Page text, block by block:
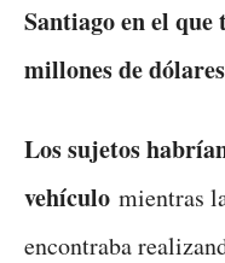
Santiago en el
millones de
Los sujetos
vehículo mientras
encontraba